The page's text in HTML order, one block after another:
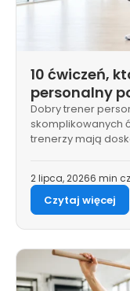
10 ćwiczeń,
personalny
Dobry trener
skomplikowanych
trenerzy mają
2 lipca, 20266 min
Czytaj więcej